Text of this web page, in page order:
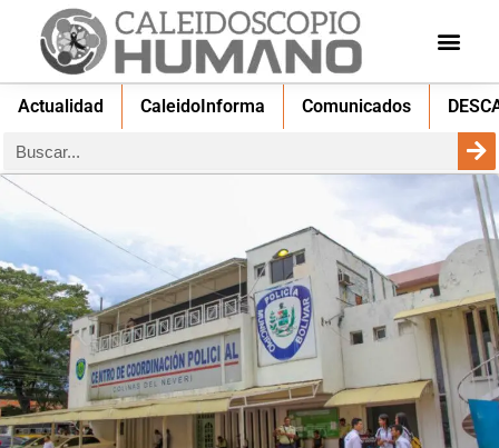
Actualidad CaleidoInforma Comunicados